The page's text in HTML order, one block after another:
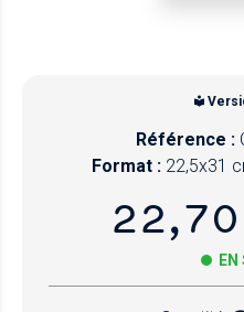
Référence :
Format : 22,5x31